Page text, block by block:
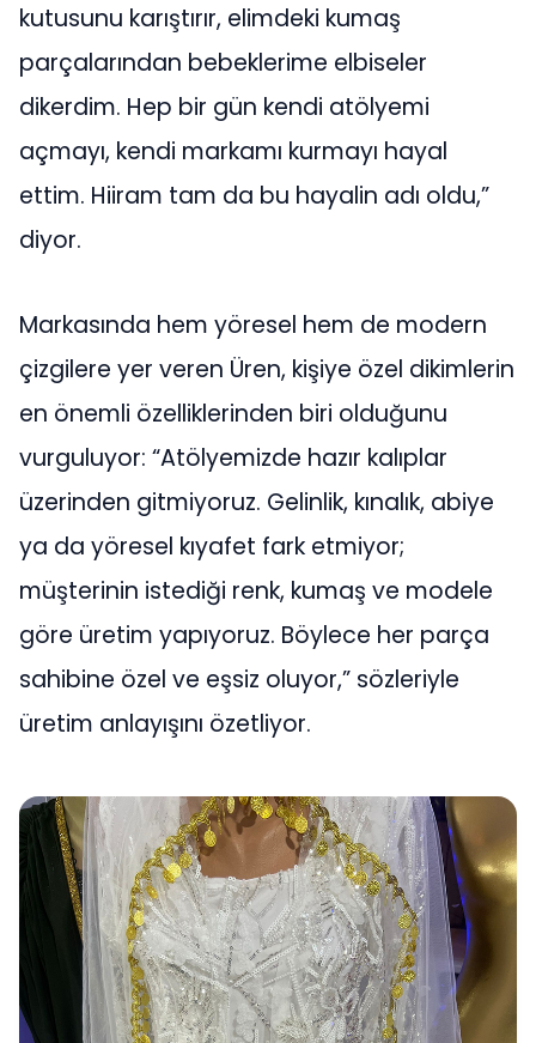
kutusunu karıştırır, elimdeki kumaş
parçalarından bebeklerime elbiseler
dikerdim. Hep bir gün kendi atölyemi
açmayı, kendi markamı kurmayı hayal
ettim. Hiiram tam da bu hayalin adı oldu,”
diyor.
Markasında hem yöresel hem de modern
çizgilere yer veren Üren, kişiye özel dikimlerin
en önemli özelliklerinden biri olduğunu
vurguluyor: “Atölyemizde hazır kalıplar
üzerinden gitmiyoruz. Gelinlik, kınalık, abiye
ya da yöresel kıyafet fark etmiyor;
müşterinin istediği renk, kumaş ve modele
göre üretim yapıyoruz. Böylece her parça
sahibine özel ve eşsiz oluyor,” sözleriyle
üretim anlayışını özetliyor.